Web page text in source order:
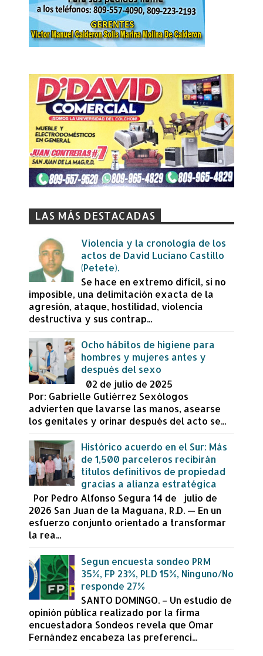
LAS MÁS DESTACADAS
Violencia y la cronología de los
actos de David Luciano Castillo
(Petete).
Se hace en extremo difícil, si no
imposible, una delimitación exacta de la
agresión, ataque, hostilidad, violencia
destructiva y sus contrap...
Ocho hábitos de higiene para
hombres y mujeres antes y
después del sexo
02 de julio de 2025
Por: Gabrielle Gutiérrez Sexólogos
advierten que lavarse las manos, asearse
los genitales y orinar después del acto se...
Histórico acuerdo en el Sur: Más
de 1,500 parceleros recibirán
títulos definitivos de propiedad
gracias a alianza estratégica
Por Pedro Alfonso Segura 14 de julio de
2026 San Juan de la Maguana, R.D. — En un
esfuerzo conjunto orientado a transformar
la rea...
Segun encuesta sondeo PRM
35%, FP 23%, PLD 15%, Ninguno/No
responde 27%
SANTO DOMINGO. – Un estudio de
opinión pública realizado por la firma
encuestadora Sondeos revela que Omar
Fernández encabeza las preferenci...